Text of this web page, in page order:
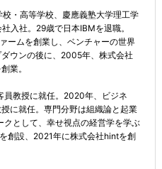
・高等学校、慶應義塾大学理工学
入社。29歳で日本IBMを退職。
ームを創業し、ベンチャーの世界
ウンの後に、2005年、株式会社
業。
員教授に就任。2020年、ビジネ
に就任。専門分野は組織論と起業
として、幸せ視点の経営学を学ぶ
創設、2021年に株式会社hintを創